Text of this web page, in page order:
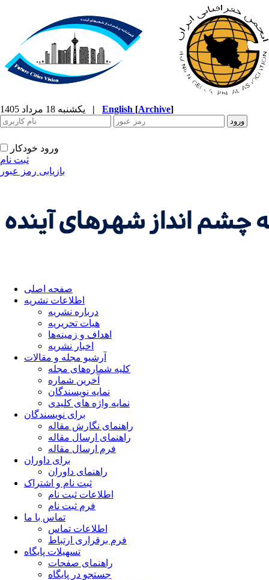
| English [Archive]
ورود خودکار
ثبت نام
بازیابی رمز عبور
صفحه اصلی
اطلاعات نشریه
درباره نشریه
هیات تحریریه
اهداف و زمینه‌ها
اخبار نشریه
آرشیو مجله و مقالات
کلیه شماره‌های مجله
آخرین شماره
نمایه نویسندگان
نمایه واژه های کلیدی
برای نویسندگان
راهنمای نگارش مقاله
راهنمای ارسال مقاله
فرم ارسال مقاله
برای داوران
راهنمای داوران
ثبت نام و اشتراک
اطلاعات ثبت نام
فرم ثبت نام
تماس با ما
اطلاعات تماس
فرم برقراری ارتباط
تسهیلات پایگاه
راهنمای صفحات
جستجو در پایگاه